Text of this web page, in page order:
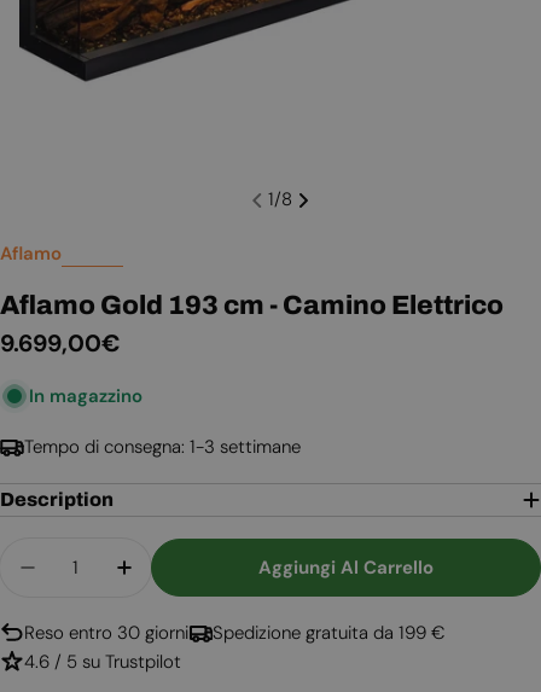
1/8
Aflamo
Aflamo Gold 193 cm - Camino Elettrico
Prezzo
9.699,00€
In magazzino
Tempo di consegna: 1-3 settimane
Description
Diminuisci La Quantità Per Aflamo Gold 193
Aumenta La Quantità Per Aflamo Gold
Aggiungi Al Carrello
Reso entro 30 giorni
Spedizione gratuita da 199 €
4.6 / 5 su Trustpilot